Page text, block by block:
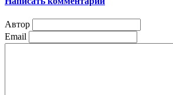
Автор
Email